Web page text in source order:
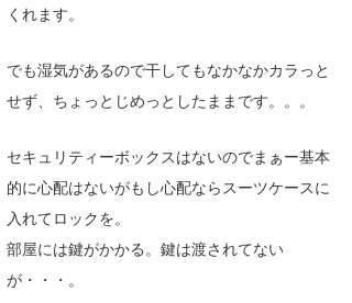
くれます。
でも湿気があるので干してもなかなかカラっと
せず、ちょっとじめっとしたままです。。。
セキュリティーボックスはないのでまぁー基本
的に心配はないがもし心配ならスーツケースに
入れてロックを。
部屋には鍵がかかる。鍵は渡されてない
が・・・。